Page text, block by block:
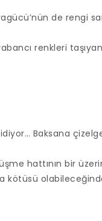
de rengi
renkleri
Baksana
hattının bir
kötüsü